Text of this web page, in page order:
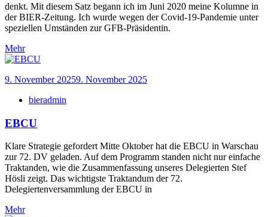
denkt. Mit diesem Satz begann ich im Juni 2020 meine Kolumne in
der BIER-Zeitung. Ich wurde wegen der Covid-19-Pandemie unter
speziellen Umständen zur GFB-Präsidentin.
Mehr
9. November 20259. November 2025
bieradmin
EBCU
Klare Strategie gefordert Mitte Oktober hat die EBCU in Warschau
zur 72. DV geladen. Auf dem Programm standen nicht nur einfache
Traktanden, wie die Zusammenfassung unseres Delegierten Stef
Hösli zeigt. Das wichtigste Traktandum der 72.
Delegiertenversammlung der EBCU in
Mehr